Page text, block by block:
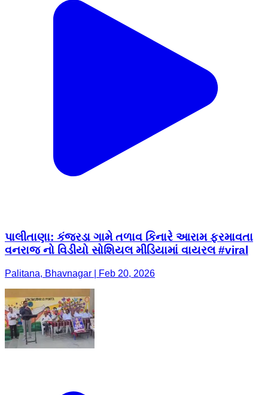
પાલીતાણા: કંજરડા ગામે તળાવ કિનારે આરામ ફરમાવતા
વનરાજ નો વિડીયો સોશિયલ મીડિયામાં વાયરલ #viral
Palitana, Bhavnagar | Feb 20, 2026